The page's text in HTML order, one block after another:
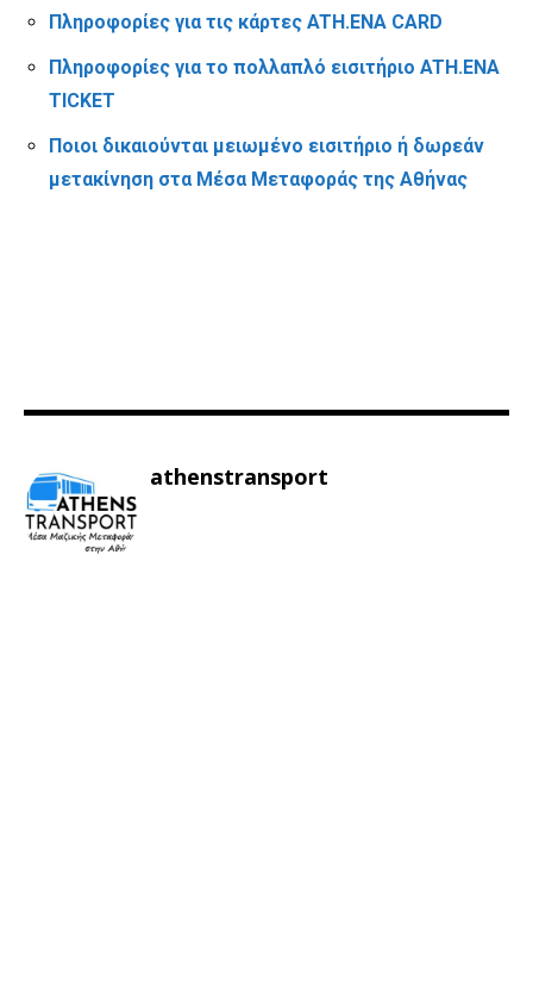
Πληροφορίες για τις κάρτες ATH.ENA CARD
Πληροφορίες για το πολλαπλό εισιτήριο ATH.ENA
TICKET
Ποιοι δικαιούνται μειωμένο εισιτήριο ή δωρεάν
μετακίνηση στα Μέσα Μεταφοράς της Αθήνας
athenstransport